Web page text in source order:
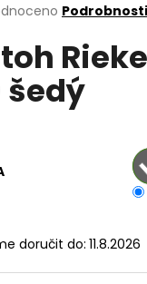
šedý
doručit do: 11.8.2026
ŽABKY INBLU